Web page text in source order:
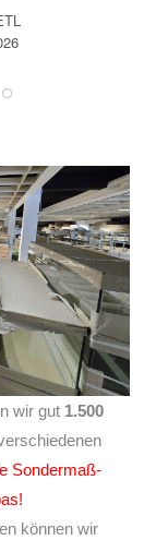
wir gut 1.500
Sondermaß-
können wir